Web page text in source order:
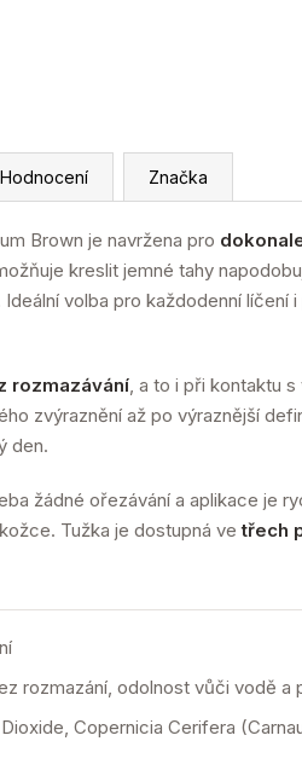
Hodnocení Značka
Brown je navržena pro
kreslit jemné tahy
volba pro každodenní líčení
rozmazávání, a to i při kontaktu
zvýraznění až po výraznější
den.
žádné ořezávání a aplikace je
Tužka je dostupná vetřech
rozmazání, odolnost vůči vodě a
Copernicia Cerifera